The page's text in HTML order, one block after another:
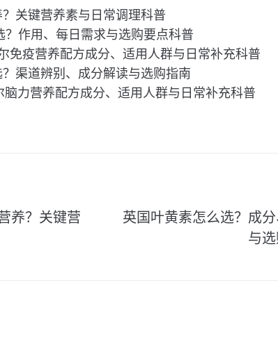
关键营养素与日常调理科普
作用、每日需求与选购要点科普
免疫营养配方成分、适用人群与日常补充科普
渠道辨别、成分解读与选购指南
脑力营养配方成分、适用人群与日常补充科普
养？关键营
英国叶黄素怎么选？成
与